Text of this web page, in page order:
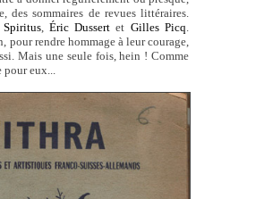
des sommaires de revues littéraires.
Spiritus, Éric Dussert et Gilles Picq
pour rendre hommage à leur courage,
Mais une seule fois, hein ! Comme
eux...